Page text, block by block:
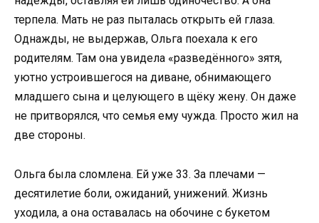
терпела. Мать не раз пыталась открыть ей глаза.
Однажды, не выдержав, Ольга поехала к его
родителям. Там она увидела «разведённого» зятя,
уютно устроившегося на диване, обнимающего
младшего сына и целующего в щёку жену. Он даже
не притворялся, что семья ему чужда. Просто жил на
две стороны.
Ольга была сломлена. Ей уже 33. За плечами —
десятилетие боли, ожиданий, унижений. Жизнь
уходила, а она оставалась на обочине с букетом